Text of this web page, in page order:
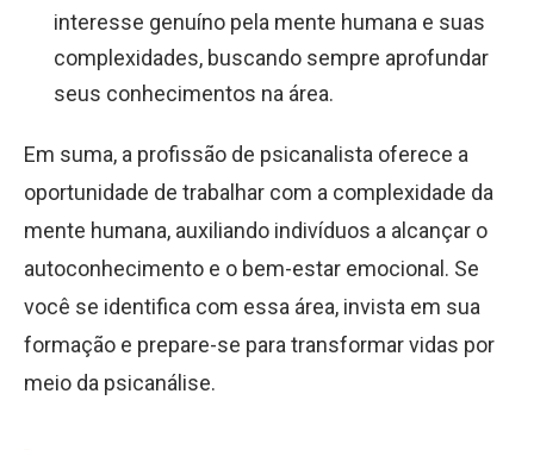
interesse genuíno pela mente humana e suas
complexidades, buscando sempre aprofundar
seus conhecimentos na área.
Em suma, a profissão de psicanalista oferece a
oportunidade de trabalhar com a complexidade da
mente humana, auxiliando indivíduos a alcançar o
autoconhecimento e o bem-estar emocional. Se
você se identifica com essa área, invista em sua
formação e prepare-se para transformar vidas por
meio da psicanálise.